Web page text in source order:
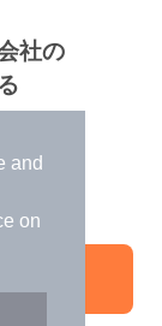
and
on
社の
すい